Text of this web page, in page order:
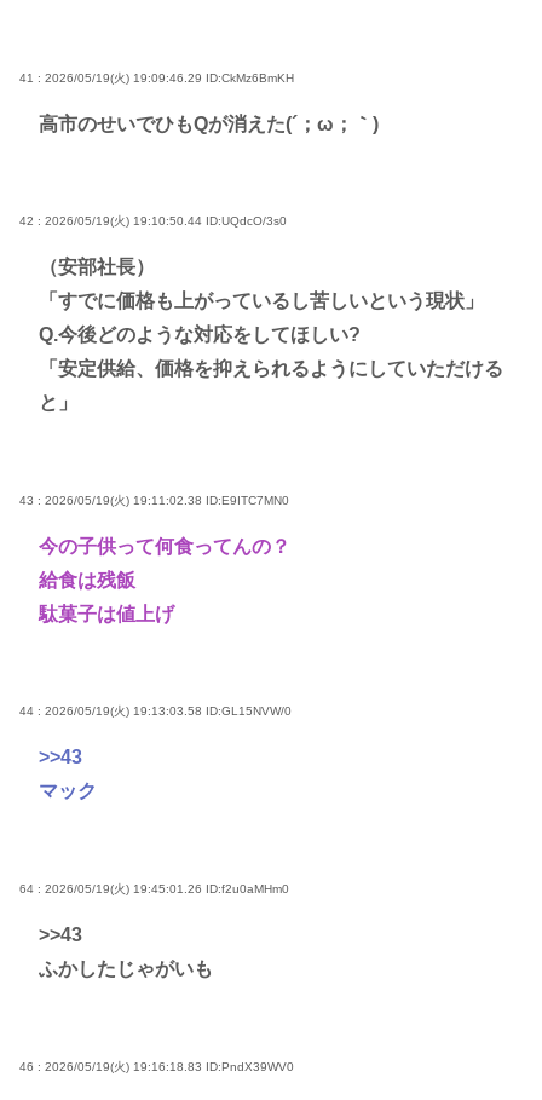
41 : 2026/05/19(火) 19:09:46.29 ID:CkMz6BmKH
高市のせいでひもQが消えた(´；ω；｀)
42 : 2026/05/19(火) 19:10:50.44 ID:UQdcO/3s0
（安部社長）
「すでに価格も上がっているし苦しいという現状」
Q.今後どのような対応をしてほしい?
「安定供給、価格を抑えられるようにしていただける
と」
43 : 2026/05/19(火) 19:11:02.38 ID:E9ITC7MN0
今の子供って何食ってんの？
給食は残飯
駄菓子は値上げ
44 : 2026/05/19(火) 19:13:03.58 ID:GL15NVW/0
>>43
マック
64 : 2026/05/19(火) 19:45:01.26 ID:f2u0aMHm0
>>43
ふかしたじゃがいも
46 : 2026/05/19(火) 19:16:18.83 ID:PndX39WV0